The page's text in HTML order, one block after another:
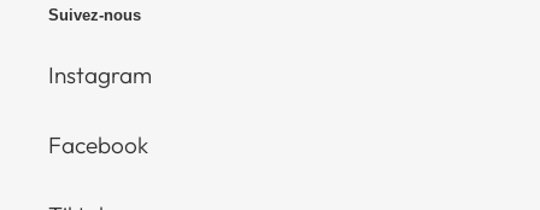
Suivez-nous
Instagram
Facebook